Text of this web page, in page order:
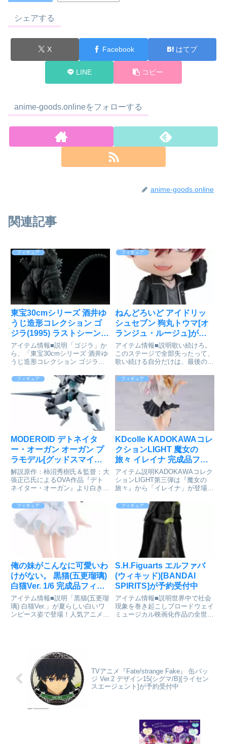
シェアする
X Facebook はてブ
LINE コピー
anime-goods.onlineをフォローする
anime-goods.online
関連記事
フィギュア
東宝30cmシリーズ 酒井ゆ
うじ造形コレクション ゴ
ジラ(1995) ラストシーン
完成品フィギュア[プレッ
クス]が予約受付開始
アイテム情報■説明「ゴジラ」か
ら、「東宝30cmシリーズ 酒井ゆ
うじ造形コレクション ゴジラ
す！■サイズ全高約31cm 全長
約44cmゴジラ_東宝30cmシリー
ズ 酒井ゆうじ造形コレクション
ゴジラ(19...
フィギュア
ねんどろいど アイドリッ
シュセブン 狗丸トウマ[オ
ランジュ・ルージュ]が予
約受付中
アイテム情報■説明歌い続けろ。
このステージで全部失ったって、
歌い続ける自分だけは、最後の意
プリゲーム『アイドリッシュセブ
ン』より、ŹOOĻの「狗丸トウ
マ」がねんどろいどになって登場
です！表情パーツ： 「アイド
フィギュア
MODEROID デトネイタ
ー・オーガン オーガン プ
ラモデル[グッドスマイル
カンパニー]が予約受付中
解説原作：柿沼秀樹氏＆監督：大
張正己氏によるOVA作品『デト
ネイター・オーガン』より白き鎧
MODEROIDシリーズでプラモデ
ル化！・全高約175mm、各関節
可動。・交換用手首、オーガン・
ランサー、オーガン・カッターが
フィギュア
KDcolle KADOKAWAコレ
クションLIGHT 魔女の
旅々 イレイナ 完成品フィ
ギュア[KADOKAWA]が予
約受付開始
アイテム説明KADOKAWAコレク
ションLIGHT第三弾は『魔女の
旅々』から「イレイナ」が登場！
レイナ」がKADOKAWAコレクシ
ョンLIGHTシリーズに登場！お求
めやすい価格ながら2種類の表情
パーツで遊び方も...
フィギュア
俺の妹がこんなに可愛いわ
けがない。 黒猫(五更瑠璃)
白猫Ver. 1/6 完成品フィギ
ュア[Solarain]が予約受付
開始
アイテム情報■説明「黒猫(五更瑠
璃) 白猫Ver.」が夏らしい白いワ
ンピース姿で登場！人気アニメ
化！麦わら帽子...
フィギュア
S.H.Figuarts エルファバ
(ウィキッド)[BANDAI
SPIRITS]が予約受付中
アイテム情報■説明世界中で社会
現象を巻き起こしブロードウェイ
ミュージカル映画化作品の全世界
TVアニメ『Fate/strange Fake』 缶バッ
ジ Ver.2 デザイン15(シグマ/B)[ライセン
スエージェント]が予約受付中